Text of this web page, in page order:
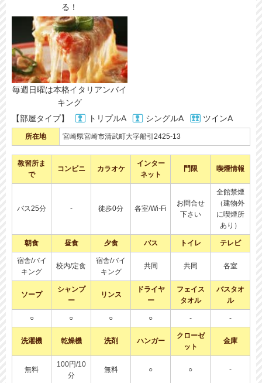
る！
毎週日曜は本格イタリアンバイ
キング
【部屋タイプ】
トリプルA シングルA ツインA
所在地 宮崎県宮崎市清武町大字船引2425-13
教習所ま
で
コンビニ カラオケ
インター
ネット
門限 喫煙情報
バス25分 - 徒歩0分 各室/Wi-Fi
お問合せ
下さい
全館禁煙
（建物外
に喫煙所
あり）
朝食 昼食 夕食 バス トイレ テレビ
宿舎/バイ
キング
校内/定食
宿舎/バイ
キング
共同 共同 各室
ソープ
シャンプ
ー
リンス
ドライヤ
ー
フェイス
タオル
バスタオ
ル
○ ○ ○ ○ - -
洗濯機 乾燥機 洗剤 ハンガー
クローゼ
ット
金庫
無料
100円/10
分
無料 ○ ○ -